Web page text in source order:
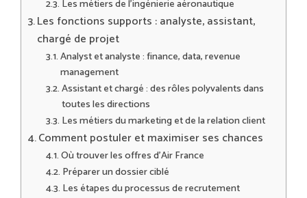
Les métiers de l’ingénierie aéronautique
Les fonctions supports : analyste, assistant,
chargé de projet
Analyst et analyste : finance, data, revenue
management
Assistant et chargé : des rôles polyvalents dans
toutes les directions
Les métiers du marketing et de la relation client
Comment postuler et maximiser ses chances
Où trouver les offres d’Air France
Préparer un dossier ciblé
Les étapes du processus de recrutement